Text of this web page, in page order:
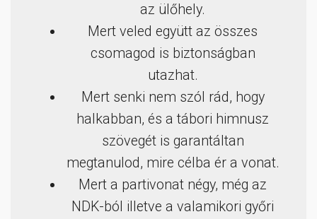
az ülőhely.
Mert veled együtt az összes
csomagod is biztonságban
utazhat.
Mert senki nem szól rád, hogy
halkabban, és a tábori himnusz
szövegét is garantáltan
megtanulod, mire célba ér a vonat.
Mert a partivonat négy, még az
NDK-ból illetve a valamikori győri